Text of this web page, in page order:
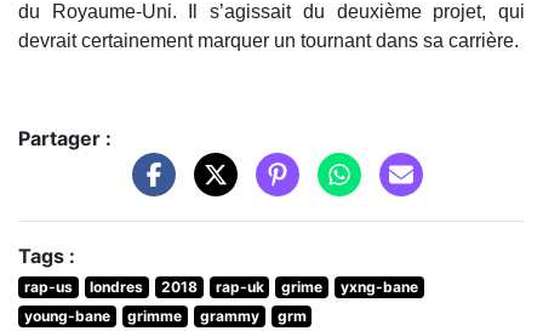
du Royaume-Uni. Il s’agissait du deuxième projet, qui
devrait certainement marquer un tournant dans sa carrière.
Partager :
Tags :
rap-us londres 2018 rap-uk grime
yxng-bane
young-bane
grimme grammy grm